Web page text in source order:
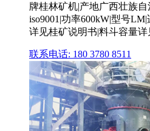
牌桂林矿机|产地广西壮族
iso9001|功率600kW|型号
详见桂矿说明书|料斗容量详
联系电话: 180 3780 8511